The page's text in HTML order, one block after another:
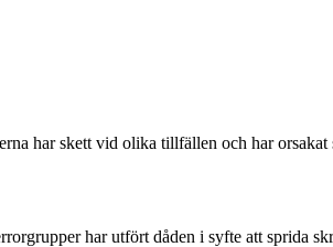
har skett vid olika tillfällen och har orsakat
har utfört dåden i syfte att sprida